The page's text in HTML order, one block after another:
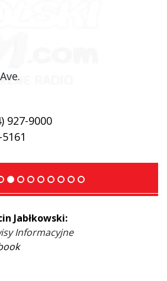
927-9000
Jabłkowski:
Informacyjne